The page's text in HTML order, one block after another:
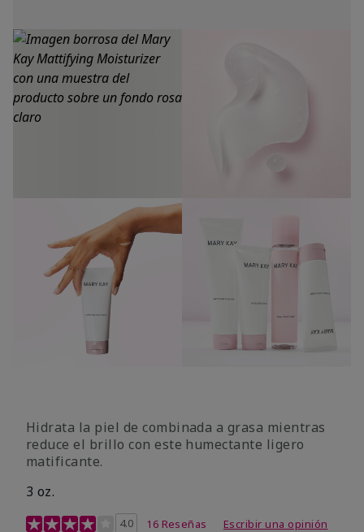
Hidrata la piel de combinada a grasa mientras
reduce el brillo con este humectante ligero
matificante.
3 oz.
Calificación de clientes de 4,3 de 5
4.0 16 Reseñas Escribir una opinión